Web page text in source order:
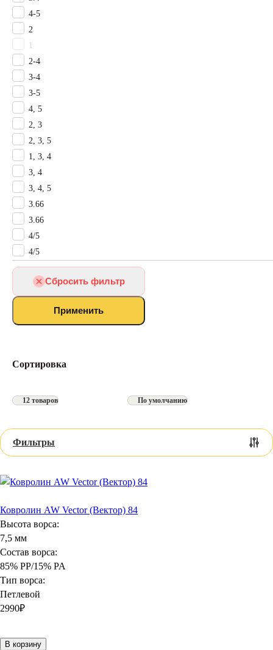
Ковролин для кухни
Ковролин для балкона
Искусственная трава
Ковролин для бильярдной
Ковролин для домашнего кинотеатра
Петлевой
Сортировка
12 товаров По умолчанию
4-5
2
2-4
3-4
3-5
4, 5
2, 3
2, 3, 5
1, 3, 4
3, 4
3, 4, 5
3.66
3.66
4/5
4/5
Сбросить фильтр
Применить
Фильтры
Ковролин AW Vector (Вектор) 84
Высота ворса:
7,5 мм
Состав ворса:
85% PP/15% PA
Тип ворса:
Петлевой
2990₽
В корзину